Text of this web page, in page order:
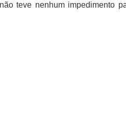
teve nenhum impedimento